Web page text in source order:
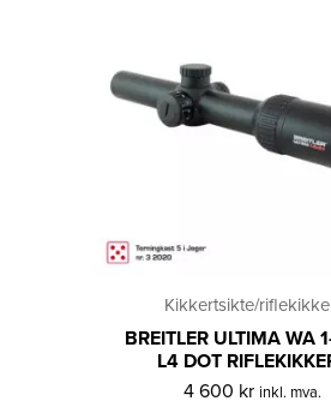
Kikkertsikte/
BREITLER ULTIMA WA
L4 DOT
4 600 kr inkl. mva.